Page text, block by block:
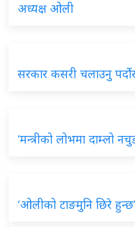
अध्यक्ष ओली
सरकार कसरी चलाउनु
‘मन्त्रीको लोभमा दाम्लो
‘ओलीको टाङमुनि छिरे हुन्छ’